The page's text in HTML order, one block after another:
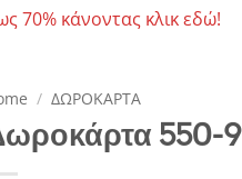
70% κάνοντας κλικ εδώ!
/ ΔΩΡΟΚΑΡΤΑ
550-